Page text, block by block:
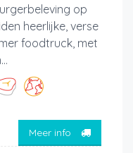
op
heerlijke, verse
foodtruck, met
Meer info